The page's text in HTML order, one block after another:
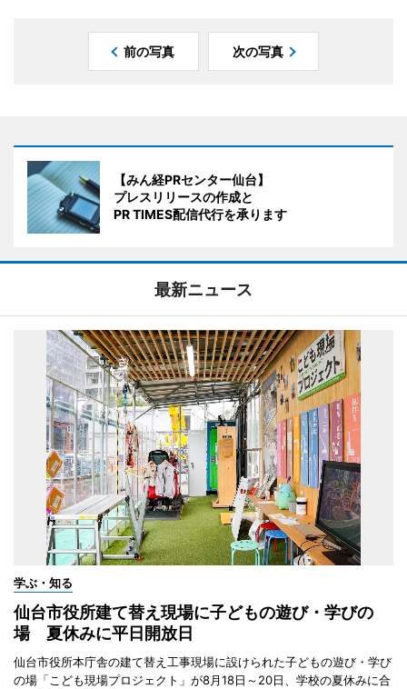
前の写真 次の写真
【みん経PRセンター仙台】
プレスリリースの作成と
PR TIMES配信代行を承ります
最新ニュース
学ぶ・知る
仙台市役所建て替え現場に子どもの遊び・学びの
場 夏休みに平日開放日
仙台市役所本庁舎の建て替え工事現場に設けられた子どもの遊び・学び
の場「こども現場プロジェクト」が8月18日～20日、学校の夏休みに合